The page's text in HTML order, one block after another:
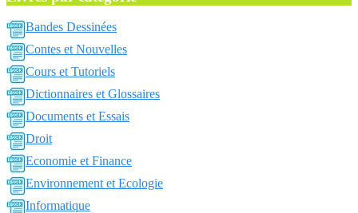
Bandes Dessinées
Contes et Nouvelles
Cours et Tutoriels
Dictionnaires et Glossaires
Documents et Essais
Droit
Economie et Finance
Environnement et Ecologie
Informatique